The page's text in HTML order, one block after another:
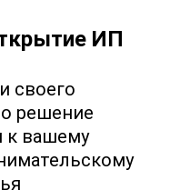
ИП
своего
решение
вашему